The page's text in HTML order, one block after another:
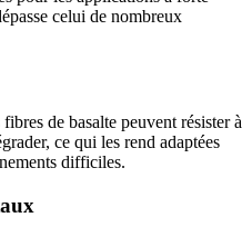
celui de nombreux
de basalte peuvent résister à
ce qui les rend adaptées
difficiles.